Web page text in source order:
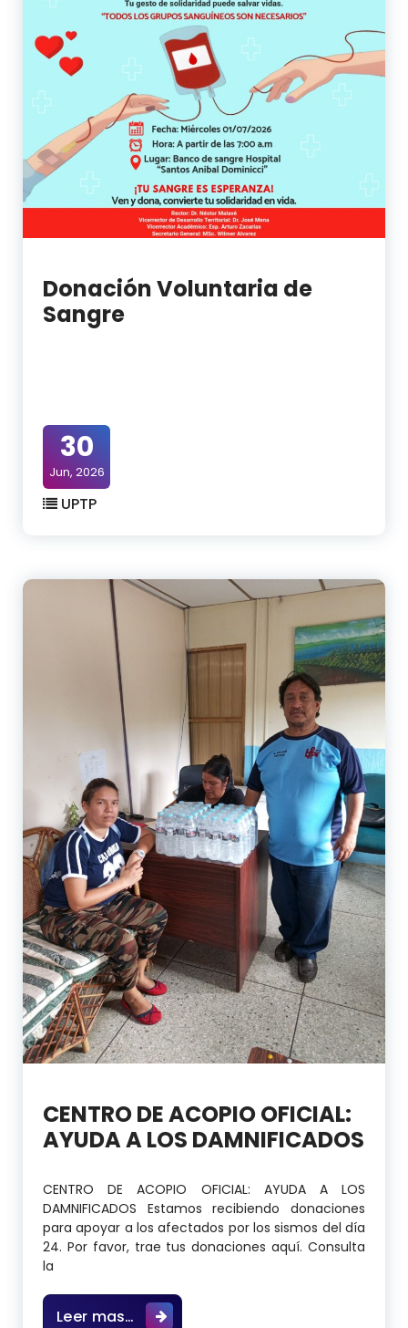
Donación Voluntaria de
Sangre
30
Jun, 2026
UPTP
CENTRO DE ACOPIO OFICIAL:
AYUDA A LOS DAMNIFICADOS
CENTRO DE ACOPIO OFICIAL: AYUDA A LOS
DAMNIFICADOS Estamos recibiendo donaciones
para apoyar a los afectados por los sismos del día
24. Por favor, trae tus donaciones aquí. Consulta
la
Leer mas… CENTRO DE ACOPIO OFICIAL: